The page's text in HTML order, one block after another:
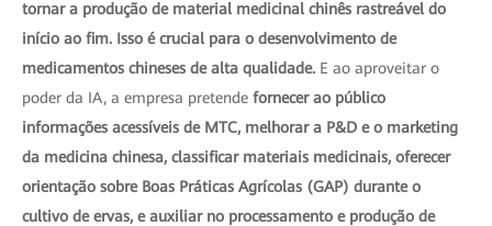
tornar a produção de material medicinal chinês rastreável do
início ao fim. Isso é crucial para o desenvolvimento de
medicamentos chineses de alta qualidade. E ao aproveitar o
poder da IA, a empresa pretende fornecer ao público
informações acessíveis de MTC, melhorar a P&D e o marketing
da medicina chinesa, classificar materiais medicinais, oferecer
orientação sobre Boas Práticas Agrícolas (GAP) durante o
cultivo de ervas, e auxiliar no processamento e produção de